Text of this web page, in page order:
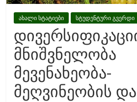
ახალი სტატიები სტუდენტური გვერდი
მნიშვნელობა
მევენახეობა-
მეღვინეობის